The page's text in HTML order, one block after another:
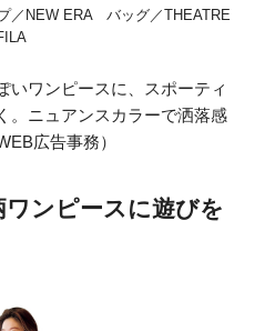
／NEW ERA バッグ／THEATRE
いワンピースに、スポーティ
。ニュアンスカラーで洒落感
広告事務）
ンピースに遊びを